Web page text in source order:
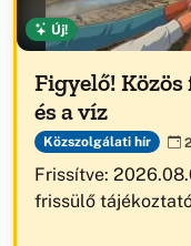
Új!
Figyelő!
és a víz
Közszolgálati hír
Frissítve:
frissülő